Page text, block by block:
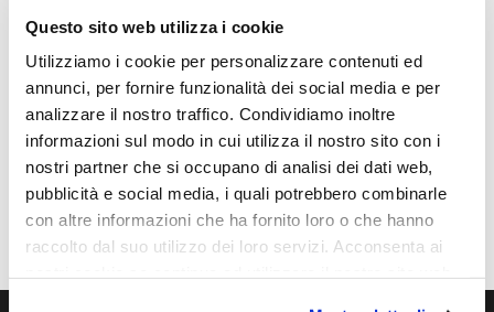
Questo sito web utilizza i cookie
Utilizziamo i cookie per personalizzare contenuti ed
annunci, per fornire funzionalità dei social media e per
analizzare il nostro traffico. Condividiamo inoltre
informazioni sul modo in cui utilizza il nostro sito con i
nostri partner che si occupano di analisi dei dati web,
pubblicità e social media, i quali potrebbero combinarle
con altre informazioni che ha fornito loro o che hanno
raccolto dal suo utilizzo dei loro servizi. Acconsenta ai
Dimensioni
Ø 95mm - H 81mm (Spazio
minimo incasso 91mm)
Sorgente luminosa
Led integrato
Potenza e attacco
7W - 2700K - 910Lm - CRI90
Dimmerazione
Phase cut
Classe energetica
A++, A+, A
Mpn
A2122220G